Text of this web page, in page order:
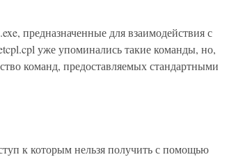
предназначенные для взаимодействия с
уже упоминались такие команды, но,
команд, предоставляемых стандартными
к которым нельзя получить с помощью